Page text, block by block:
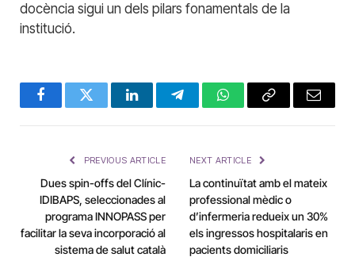
docència sigui un dels pilars fonamentals de la
institució.
FacebookTwitter LinkedInTelegramWhatsAppCopy
Email
PREVIOUS ARTICLE
Dues spin-offs del Clínic-
IDIBAPS, seleccionades al
programa INNOPASS per
facilitar la seva incorporació al
sistema de salut català
NEXT ARTICLE
La continuïtat amb el mateix
professional mèdic o
d’infermeria redueix un 30%
els ingressos hospitalaris en
pacients domiciliaris